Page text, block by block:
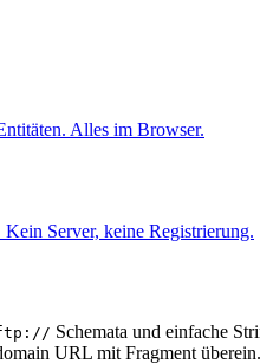
Alles im Browser.
Server, keine Registrierung.
Schemata und einfache
URL mit Fragment